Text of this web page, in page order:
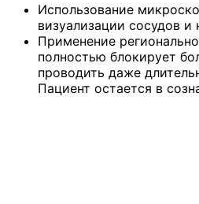
Использование
визуализации сосудов и
Применение
полностью блокирует
проводить даже
Пациент остается в